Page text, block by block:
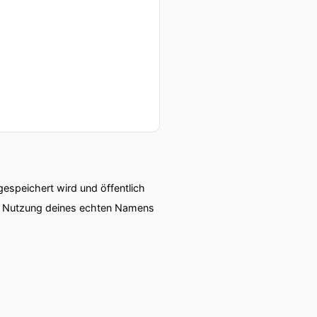
so crazy also was er
Und wir haben
sei verraten die
wird und öffentlich
deines echten Namens